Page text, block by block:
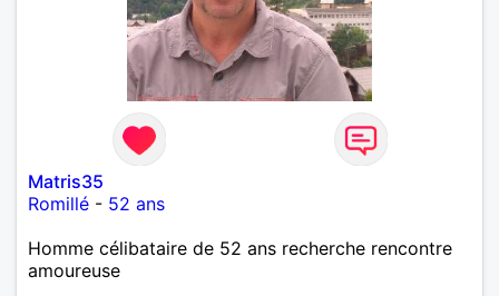
Matris35
Romillé - 52 ans
Homme célibataire de 52 ans recherche rencontre
amoureuse